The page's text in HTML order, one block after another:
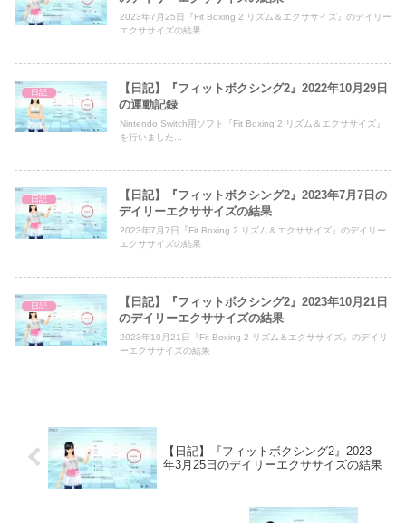
2023年7月25日『Fit Boxing 2 リズム＆エクササイズ』のデイリー
エクササイズの結果
日記
【日記】『フィットボクシング2』2022年10月29日
の運動記録
Nintendo Switch用ソフト『Fit Boxing 2 リズム＆エクササイズ』
を行いました...
日記
【日記】『フィットボクシング2』2023年7月7日の
デイリーエクササイズの結果
2023年7月7日『Fit Boxing 2 リズム＆エクササイズ』のデイリー
エクササイズの結果
日記
【日記】『フィットボクシング2』2023年10月21日
のデイリーエクササイズの結果
2023年10月21日『Fit Boxing 2 リズム＆エクササイズ』のデイリ
ーエクササイズの結果
【日記】『フィットボクシング2』2023
年3月25日のデイリーエクササイズの結果